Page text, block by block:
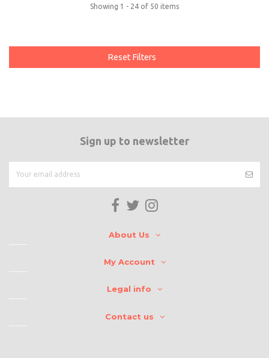
Showing 1 - 24 of 50 items
Reset Filters
Sign up to newsletter
About Us
My Account
Legal info
Contact us